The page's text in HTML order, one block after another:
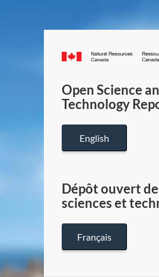
Canada.ca
Open Science
Technology
English
Dépôt ouvert
sciences et
Français